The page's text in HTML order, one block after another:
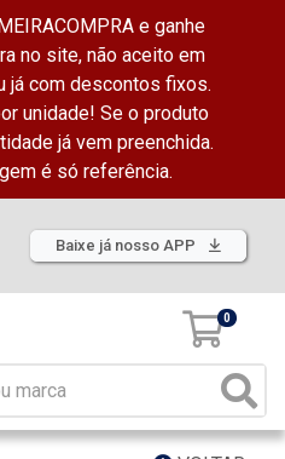
e ganhe
no site, não aceito em
já com descontos fixos.
unidade! Se o produto
já vem preenchida.
é só referência.
Baixe já nosso APP
0